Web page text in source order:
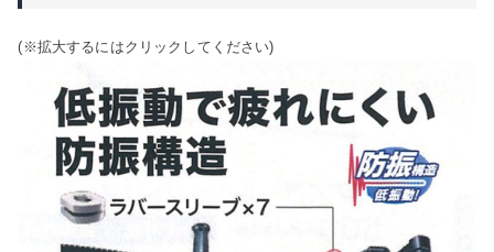
(※拡大するにはクリックしてください)